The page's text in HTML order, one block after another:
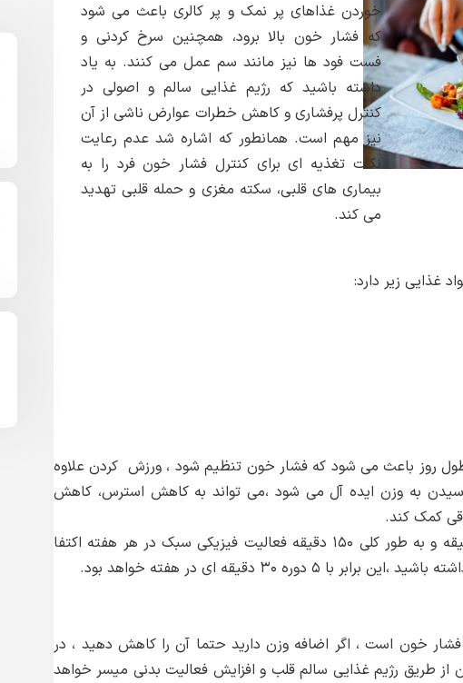
خوردن غذاهای پر نمک و پر کالری باعث می شود
که فشار خون بالا برود، همچنین سرخ کردنی و
فست فود ها نیز مانند سم عمل می کنند. به یاد
داشته باشید که رژیم غذایی سالم و اصولی در
کنترل پرفشاری و کاهش خطرات عوارض ناشی از آن
نیز مهم است. همانطور که اشاره شد عدم رعایت
نکات تغذیه ای برای کنترل فشار خون فرد را به
بیماری های قلبی، سکته مغزی و حمله قلبی تهدید
می کند.
غذایی زیر دارد:
روز باعث می شود که فشار خون تنظیم شود ، ورزش کردن علاوه
به وزن ایده آل می شود ،می تواند به کاهش استرس، کاهش
کمک کند.
شما می توانید به صورت روزانه حدود 20 دقیقه و به طور کلی ۱۵۰ دقیقه فعالیت فیزیکی سبک در هر هفته اکتفا
۳۰ دقیقه ای در هفته خواهد بود.
خون است ، اگر اضافه وزن دارید حتما آن را کاهش دهید ، در
طریق رژیم غذایی سالم قلب و افزایش فعالیت بدنی میسر خواهد